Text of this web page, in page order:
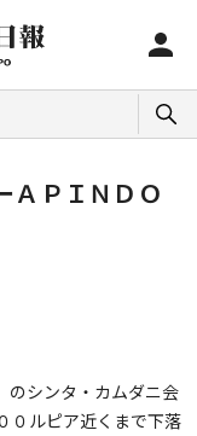
ＡＰＩＮＤＯ
のシンタ・カムダニ会
０ルピア近くまで下落